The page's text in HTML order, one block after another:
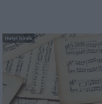
Helyi hírek